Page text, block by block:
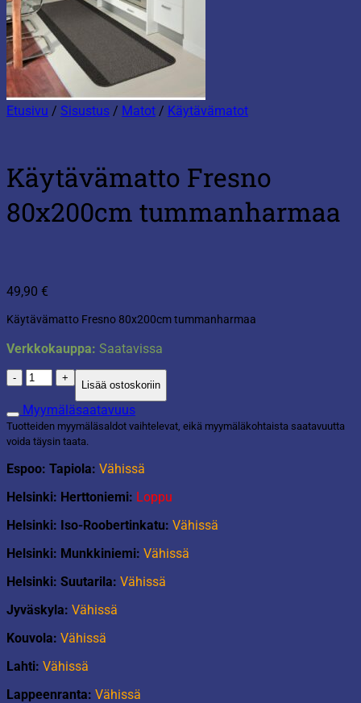
Etusivu / Sisustus / Matot / Käytävämatot
Käytävämatto Fresno
80x200cm tummanharmaa
49,90 €
Käytävämatto Fresno 80x200cm tummanharmaa
Verkkokauppa: Saatavissa
Käytävämatto
Fresno
80x200cm
tummanharmaa
määrä
Lisää ostoskoriin
Myymäläsaatavuus
Tuotteiden myymäläsaldot vaihtelevat, eikä myymäläkohtaista saatavuutta
voida täysin taata.
Espoo: Tapiola: Vähissä
Helsinki: Herttoniemi: Loppu
Helsinki: Iso-Roobertinkatu: Vähissä
Helsinki: Munkkiniemi: Vähissä
Helsinki: Suutarila: Vähissä
Jyväskyla: Vähissä
Kouvola: Vähissä
Lahti: Vähissä
Lappeenranta: Vähissä